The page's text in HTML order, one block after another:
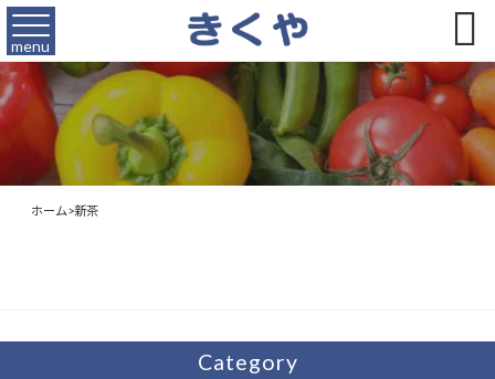
menu 
ホーム>新茶
Category